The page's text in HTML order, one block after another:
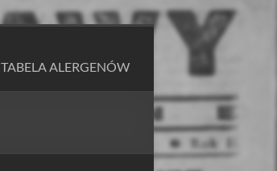
TABELA ALERGENÓW